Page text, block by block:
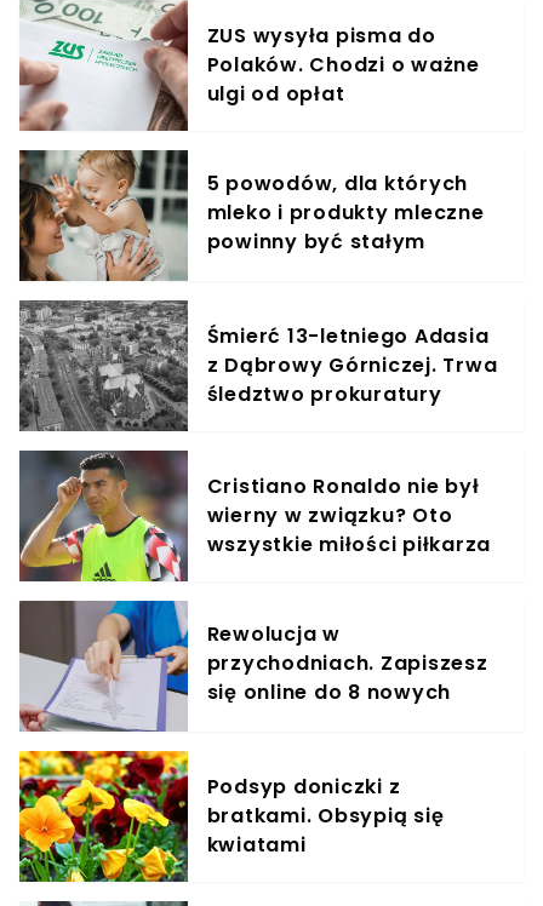
ZUS wysyła pisma do
Polaków. Chodzi o ważne
ulgi od opłat
5 powodów, dla których
mleko i produkty mleczne
powinny być stałym
Śmierć 13-letniego Adasia
z Dąbrowy Górniczej. Trwa
śledztwo prokuratury
Cristiano Ronaldo nie był
wierny w związku? Oto
wszystkie miłości piłkarza
Rewolucja w
przychodniach. Zapiszesz
się online do 8 nowych
Podsyp doniczki z
bratkami. Obsypią się
kwiatami